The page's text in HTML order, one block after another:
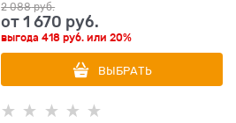
2 088 руб.
от1 670 руб.
выгода418 руб. или20%
ВЫБРАТЬ